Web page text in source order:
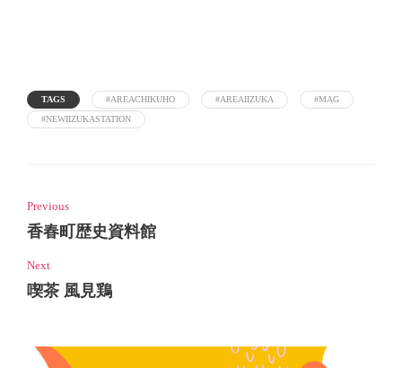
TAGS #AREACHIKUHO #AREAIIZUKA
#MAG
#NEWIIZUKASTATION
Previous
香春町歴史資料館
Next
喫茶 風見鶏